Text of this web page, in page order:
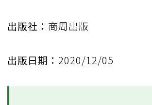
出版社： 商周出版
出版日期： 2020/12/05